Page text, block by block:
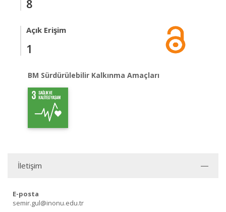
8
Açık Erişim
1
BM Sürdürülebilir Kalkınma Amaçları
İletişim
E-posta
semir.gul@inonu.edu.tr